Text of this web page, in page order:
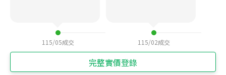
115/05成交 115/02成交
完整實價登錄